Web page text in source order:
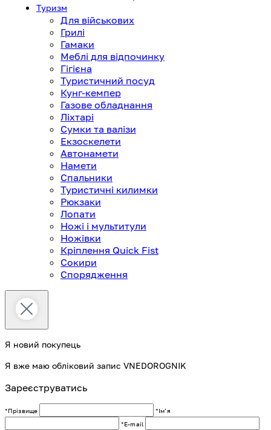
Туризм
Для військових
Грилі
Гамаки
Меблі для відпочинку
Гігієна
Туристичний посуд
Кунг-кемпер
Газове обладнання
Ліхтарі
Сумки та валізи
Екзоскелети
Автонамети
Намети
Спальники
Туристичні килимки
Рюкзаки
Лопати
Ножі і мультитули
Ножівки
Кріплення Quick Fist
Сокири
Спорядження
Я новий покупець
Я вже маю обліковий запис VNEDOROGNIK
Зареєструватись
*Прізвище
*Імʼя
*E-mail